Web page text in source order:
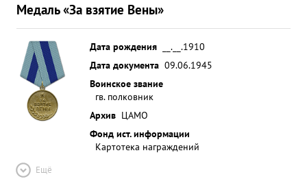
Медаль «За взятие Вены»
Дата рождения
__.__.1910
Дата документа 09.06.1945
Воинское звание
гв. полковник
Архив ЦАМО
Фонд ист. информации
Картотека награждений
Ещё